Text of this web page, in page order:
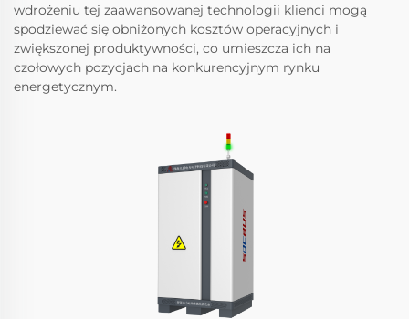
wdrożeniu tej zaawansowanej technologii klienci mogą
spodziewać się obniżonych kosztów operacyjnych i
zwiększonej produktywności, co umieszcza ich na
czołowych pozycjach na konkurencyjnym rynku
energetycznym.